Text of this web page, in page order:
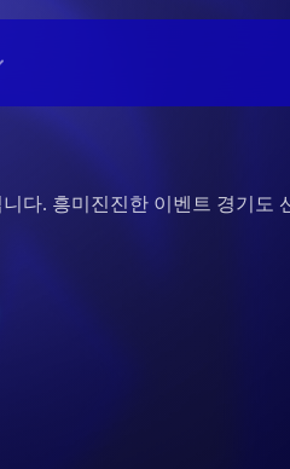
다. 흥미진진한 이벤트 경기도